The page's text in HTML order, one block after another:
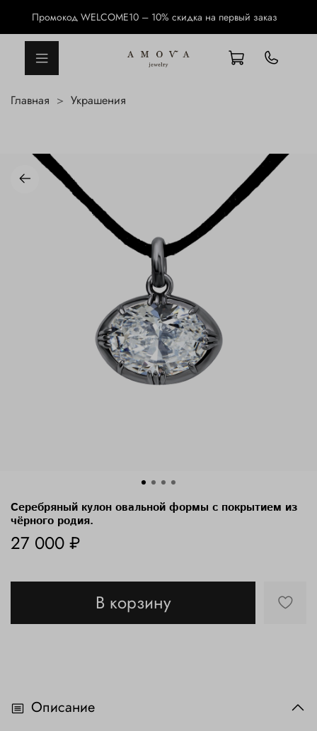
Промокод WELCOME10 – 10% скидка на первый заказ
Главная Украшения
Серебряный кулон овальной формы с покрытием из
чёрного родия.
27 000 ₽
В корзину
Описание